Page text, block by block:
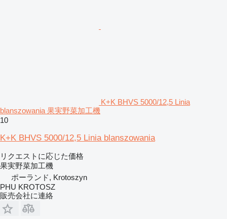
K+K BHVS 5000/12,5 Linia
blanszowania 果実野菜加工機
10
K+K BHVS 5000/12,5 Linia blanszowania
リクエストに応じた価格
果実野菜加工機
ポーランド, Krotoszyn
PHU KROTOSZ
販売会社に連絡